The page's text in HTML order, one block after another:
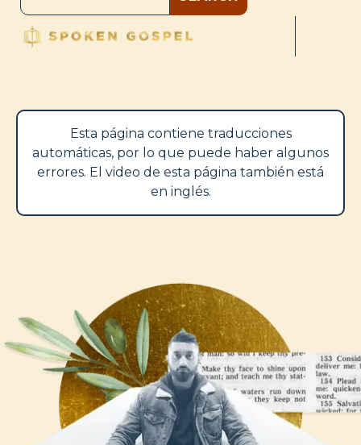
Esta página contiene traducciones
automáticas, por lo que puede haber algunos
errores. El video de esta página también está
en inglés.